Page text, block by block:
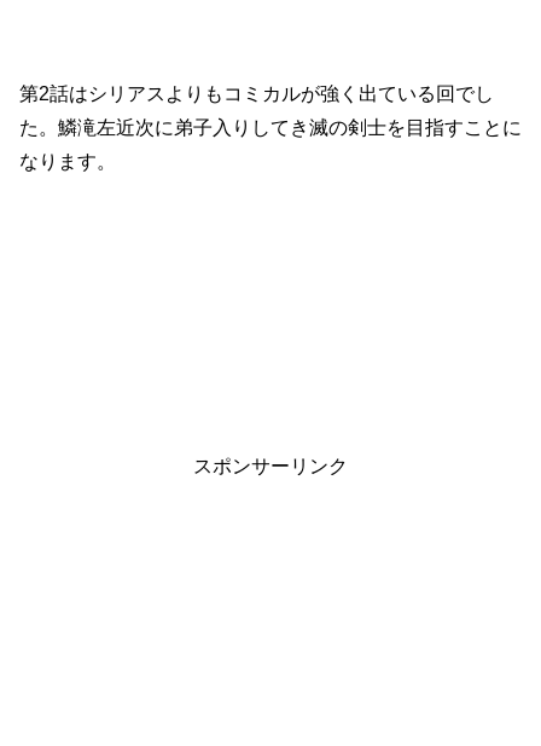
第2話はシリアスよりもコミカルが強く出ている回でし
た。鱗滝左近次に弟子入りしてき滅の剣士を目指すことに
なります。
スポンサーリンク